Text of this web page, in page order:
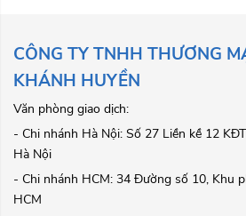
CÔNG TY TNHH THƯƠNG
KHÁNH HUYỀN
Văn phòng giao dịch:
- Chi nhánh Hà Nội: Số 27 Liền kề 12
Hà Nội
- Chi nhánh HCM: 34 Đường số 10, Khu
HCM